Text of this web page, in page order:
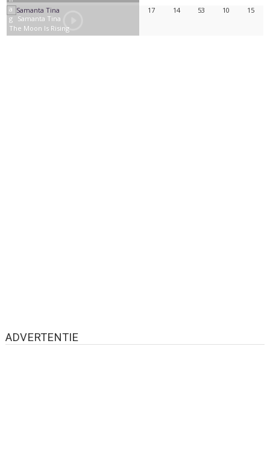
Samanta Tina
The Moon Is Rising
17 14 53 10 15
ADVERTENTIE